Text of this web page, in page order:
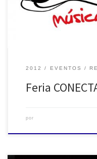
2012 EVENTOS
Feria
por